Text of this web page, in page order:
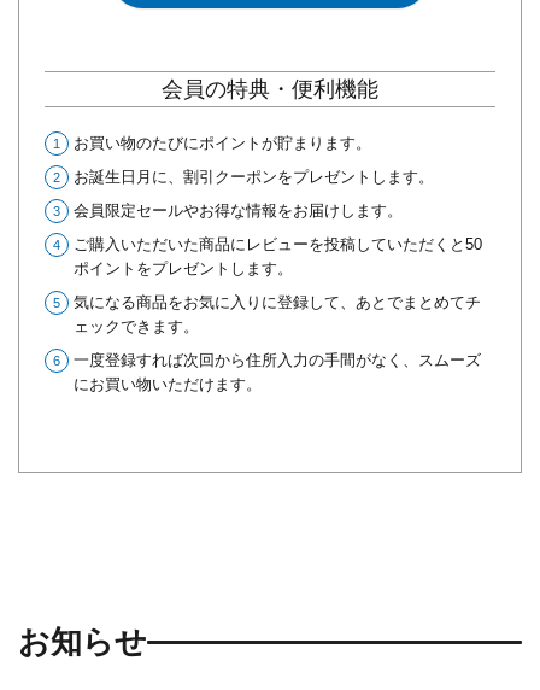
会員の特典・便利機能
お買い物のたびにポイントが貯まります。
お誕生日月に、割引クーポンをプレゼントします。
会員限定セールやお得な情報をお届けします。
ご購入いただいた商品にレビューを投稿していただくと50
ポイントをプレゼントします。
気になる商品をお気に入りに登録して、あとでまとめてチ
ェックできます。
一度登録すれば次回から住所入力の手間がなく、スムーズ
にお買い物いただけます。
お知らせ